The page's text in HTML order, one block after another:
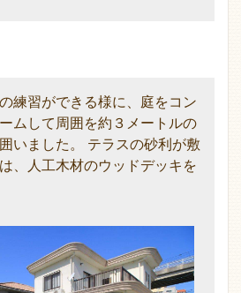
練習ができる様に、庭をコン
ムして周囲を約３メートルの
いました。 テラスの砂利が敷
、人工木材のウッドデッキを